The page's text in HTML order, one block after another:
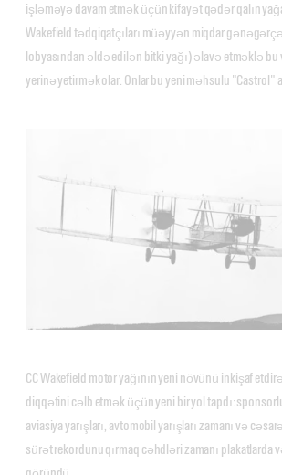
işləməyə davam etmək üçün kifayət qədər qalın
Wakefield tədqiqatçıları müəyyən miqdar
lobyasından əldə edilən bitki yağı) əlavə etməklə
yerinə yetirmək olar. Onlar bu yeni məhsulu "Castrol"
CC Wakefield motor yağının yeni növünü inkişaf
diqqətini cəlb etmək üçün yeni bir yol tapdı:
aviasiya yarışları, avtomobil yarışları zamanı və
sürət rekordunu qırmaq cəhdləri zamanı plakatlarda